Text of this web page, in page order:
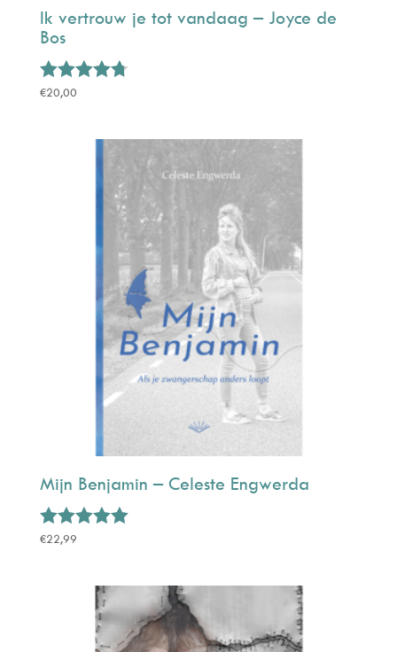
Ik vertrouw je tot vandaag – Joyce de
Bos
Gewaardeerd
€20,00
Mijn Benjamin – Celeste Engwerda
Gewaardeerd
€22,99